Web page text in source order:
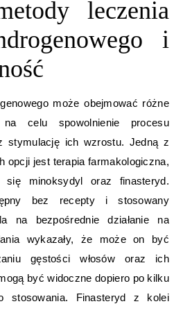
leczenia
i
może obejmować różne
celu spowolnienie procesu
stymulację ich wzrostu. Jedną z
opcji jest terapia farmakologiczna,
minoksydyl oraz finasteryd.
bez recepty i stosowany
na bezpośrednie działanie na
wykazały, że może on być
gęstości włosów oraz ich
być widoczne dopiero po kilku
stosowania. Finasteryd z kolei